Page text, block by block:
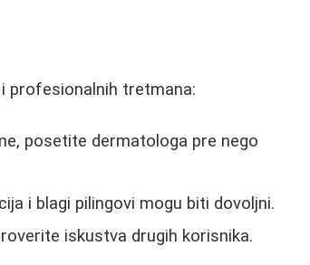
profesionalnih tretmana:
posetite dermatologa pre nego
i blagi pilingovi mogu biti dovoljni.
iskustva drugih korisnika.